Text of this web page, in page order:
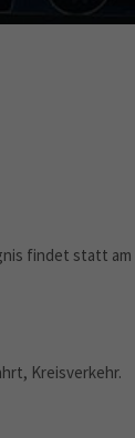
findet statt am
Kreisverkehr.